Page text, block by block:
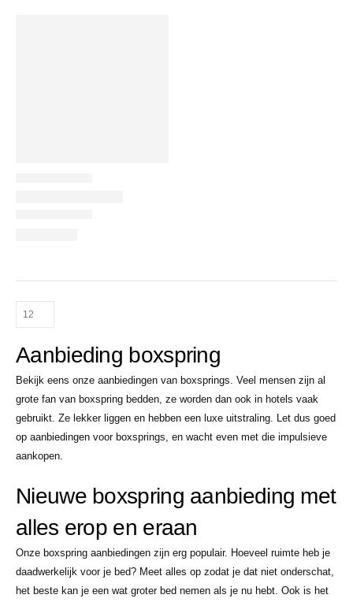
Aanbieding boxspring
Bekijk eens onze aanbiedingen van boxsprings. Veel mensen zijn al
grote fan van boxspring bedden, ze worden dan ook in hotels vaak
gebruikt. Ze lekker liggen en hebben een luxe uitstraling. Let dus goed
op aanbiedingen voor boxsprings, en wacht even met die impulsieve
aankopen.
Nieuwe boxspring aanbieding met
alles erop en eraan
Onze boxspring aanbiedingen zijn erg populair. Hoeveel ruimte heb je
daadwerkelijk voor je bed? Meet alles op zodat je dat niet onderschat,
het beste kan je een wat groter bed nemen als je nu hebt. Ook is het